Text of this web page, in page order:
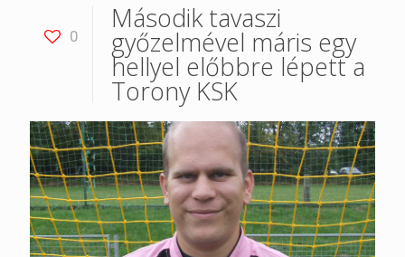
0
Második tavaszi
győzelmével máris egy
hellyel előbbre lépett a
Torony KSK